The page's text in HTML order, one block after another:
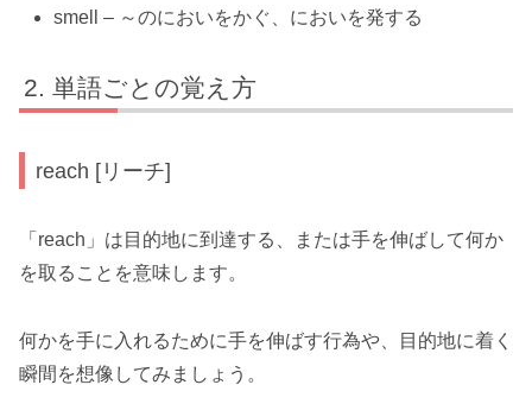
smell – ～のにおいをかぐ、においを発する
単語ごとの覚え方
reach [リーチ]
「reach」は目的地に到達する、または手を伸ばして何か
を取ることを意味します。
何かを手に入れるために手を伸ばす行為や、目的地に着く
瞬間を想像してみましょう。